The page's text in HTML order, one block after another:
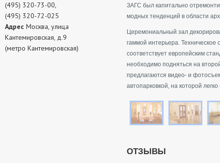
(495) 320-73-00,
(495) 320-72-025
Адрес Москва, улица
Кантемировская, д.9
(метро Кантемировская)
ЗАГС был капитально
модных тенденций в области
Церемониальный зал
гаммой интерьера.
соответствует европейским
необходимо подняться на
предлагаются видео- и
автопарковкой, на которой
ОТЗЫВЫ